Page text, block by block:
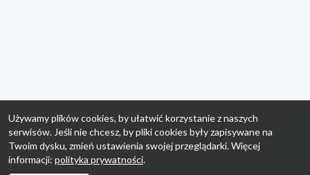
Używamy plików cookies, by ułatwić korzystanie z naszych
serwisów. Jeśli nie chcesz, by pliki cookies były zapisywane na
Twoim dysku, zmień ustawienia swojej przeglądarki. Więcej
informacji: polityka prywatności.